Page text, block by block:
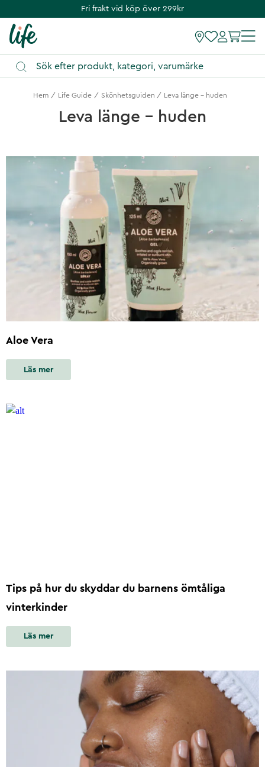
Fri frakt vid köp över 299kr
Hem Life Guide Skönhetsguiden Leva länge - huden
Leva länge - huden
Aloe Vera
Läs mer
Tips på hur du skyddar du barnens ömtåliga
vinterkinder
Läs mer